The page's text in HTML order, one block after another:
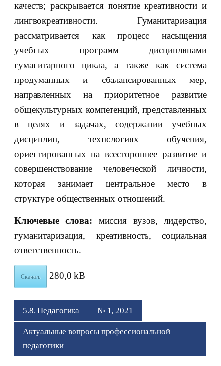
качеств; раскрывается понятие креативности и
лингвокреативности. Гуманитаризация
рассматривается как процесс насыщения
учебных программ дисциплинами
гуманитарного цикла, а также как система
продуманных и сбалансированных мер,
направленных на приоритетное развитие
общекультурных компетенций, представленных
в целях и задачах, содержании учебных
дисциплин, технологиях обучения,
ориентированных на всестороннее развитие и
совершенствование человеческой личности,
которая занимает центральное место в
структуре общественных отношений.
Ключевые слова: миссия вузов, лидерство,
гуманитаризация, креативность, социальная
ответственность.
Скачать 280,0 kB
5.8. Педагогика № 1, 2021
Актуальные вопросы профессиональной
педагогики